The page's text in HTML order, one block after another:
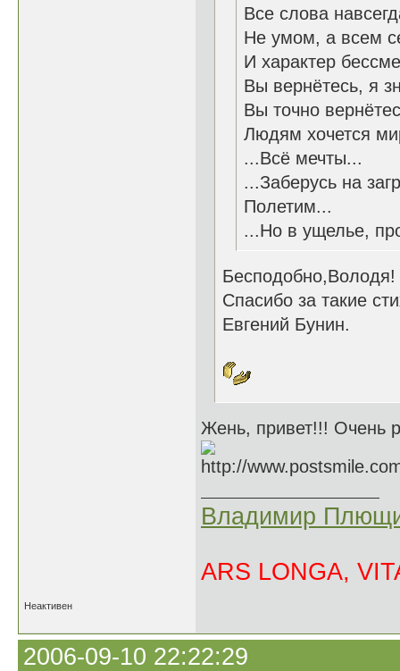
Все слова
Не умом, а всем
И характер
Вы вернётесь, я
Вы точно
Людям хочется
...Всё мечты...
...Заберусь на
Полетим...
...Но в ущелье,
Бесподобно,Володя!
Спасибо за такие
Евгений Бунин.
Жень, привет!!! Очень
Владимир
ARS LONGA,
Неактивен
2006-09-10 22:22:29